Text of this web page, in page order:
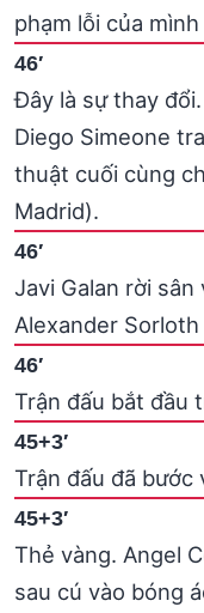
phạm lỗi của
46′
Đây là sự thay
Diego Simeone
thuật cuối cùng
Madrid).
46′
Javi Galan rời
Alexander
46′
Trận đấu bắt đầu
45+3′
Trận đấu đã bước
45+3′
Thẻ vàng. Angel
sau cú vào bóng